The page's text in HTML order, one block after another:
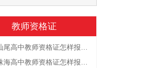
教师资格证
高中教师资格证怎样报名 附流程
高中教师资格证怎样报名 附流程